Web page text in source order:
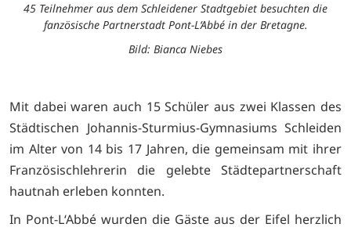
45 Teilnehmer aus dem Schleidener Stadtgebiet besuchten die
fanzösische Partnerstadt Pont-L‘Abbé in der Bretagne.
Bild: Bianca Niebes
Mit dabei waren auch 15 Schüler aus zwei Klassen des
Städtischen Johannis-Sturmius-Gymnasiums Schleiden
im Alter von 14 bis 17 Jahren, die gemeinsam mit ihrer
Französischlehrerin die gelebte Städtepartnerschaft
hautnah erleben konnten.
In Pont-L‘Abbé wurden die Gäste aus der Eifel herzlich